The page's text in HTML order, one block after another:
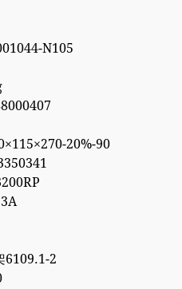
N105
20%-90
6109.1-2